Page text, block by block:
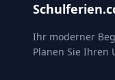
Ihr moderner
Planen Sie Ihren